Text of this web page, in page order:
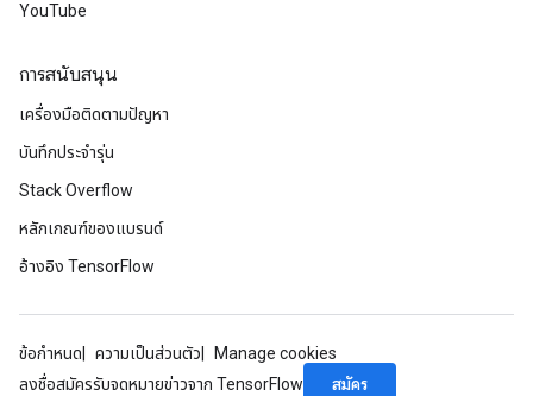
YouTube
การสนับสนุน
เครื่องมือติดตามปัญหา
บันทึกประจำรุ่น
Stack Overflow
หลักเกณฑ์ของแบรนด์
อ้างอิง TensorFlow
ข้อกำหนด ความเป็นส่วนตัว
Manage cookies
ลงชื่อสมัครรับจดหมายข่าวจาก TensorFlow
สมัคร